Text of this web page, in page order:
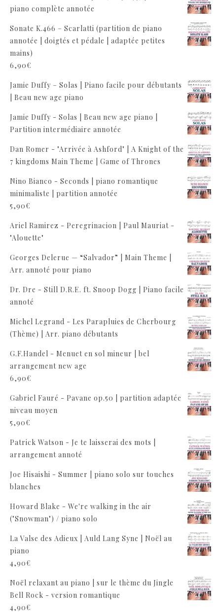
piano complète annotée
Sonate K.466 – Scarlatti (partition de piano
annotée | doigtés et pédale | adaptée petites
mains)
6,90€
Jamie Duffy – Solas | Piano facile pour débutants
| Beau new age piano
Jamie Duffy - Solas | Beau new age piano |
Partition intermédiaire annotée
Dan Romer - "Arrivée à Ashford" | A Knight of the
7 kingdoms Main Theme | Game of Thrones
Nino Bianco - Seconds | piano romantique
minimaliste | partition annotée
5,90€
Ariel Ramirez - Peregrinacion | Paul Mauriat -
"Alouette"
Georges Delerue — “Salvador” | Main Theme |
Arr. annoté pour piano
Dr. Dre - Still D.R.E. ft. Snoop Dogg | Piano facile
annoté
Michel Legrand - Les Parapluies de Cherbourg
(Thème) | Arr. piano débutants
G.F.Handel - Menuet en sol mineur | bel
arrangement new age
6,90€
Gabriel Fauré - Pavane op.50 | partition adaptée
niveau moyen
5,90€
Patrick Watson - Je te laisserai des mots |
arrangement annoté
Joe Hisaishi - Summer | piano solo sur touches
blanches
Howard Blake - We're walking in the air
("Snowman") / piano solo
La Valse des Adieux | Auld Lang Syne | Noël au
piano
4,90€
Noël relaxant au piano | sur le thème du Jingle
Bell Rock - version romantique
4,90€